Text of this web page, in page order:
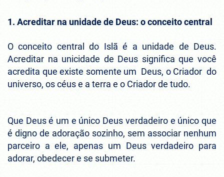
1. Acreditar na unidade de Deus: o conceito central
O conceito central do Islã é a unidade de Deus.
Acreditar na unicidade de Deus significa que você
acredita que existe somente um Deus, o Criador do
universo, os céus e a terra e o Criador de tudo.
Que Deus é um e único Deus verdadeiro e único que
é digno de adoração sozinho, sem associar nenhum
parceiro a ele, apenas um Deus verdadeiro para
adorar, obedecer e se submeter.